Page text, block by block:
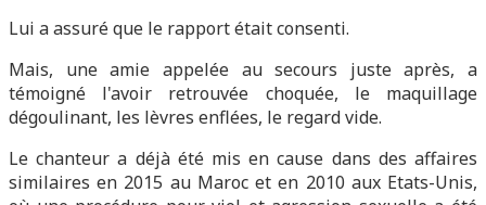
Lui a assuré que le rapport était consenti.
Mais, une amie appelée au secours juste après, a
témoigné l'avoir retrouvée choquée, le maquillage
dégoulinant, les lèvres enflées, le regard vide.
Le chanteur a déjà été mis en cause dans des affaires
similaires en 2015 au Maroc et en 2010 aux Etats-Unis,